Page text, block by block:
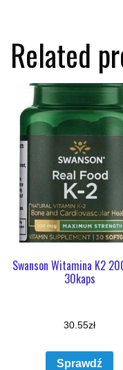
Related
Swanson Witamina K2
30kaps
30.55zł
Sprawdź